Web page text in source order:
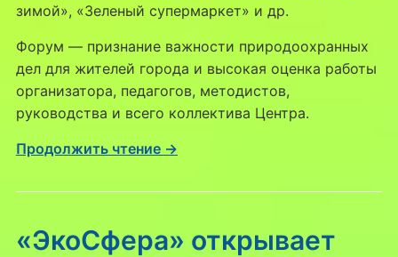
зимой», «Зеленый супермаркет» и др.
Форум — признание важности природоохранных
дел для жителей города и высокая оценка работы
организатора, педагогов, методистов,
руководства и всего коллектива Центра.
Продолжить чтение →
«ЭкоСфера» открывает